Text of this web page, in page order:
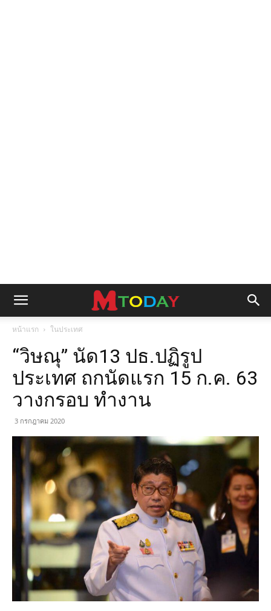
หน้าแรก ในประเทศ
“วิษณุ” นัด13 ปธ.ปฏิรูป
ประเทศ ถกนัดแรก 15 ก.ค. 63
วางกรอบ ทำงาน
3 กรกฎาคม 2020